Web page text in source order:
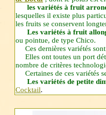
les variétés à fruit
lesquelles il existe plus
les fruits se conservent
Les variétés à fruit
ou pointue, de type Chico.
Ces dernières variétés
Elles ont toutes un port
nombre de critères
Certaines de ces variétés
Les variétés de petite
Cocktail.